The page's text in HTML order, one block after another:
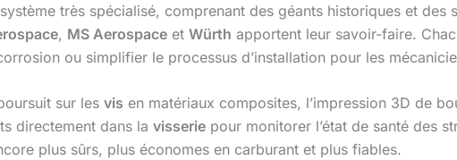
très spécialisé, comprenant des géants historiques et des
, MS Aerospace et Würth apportent leur savoir-faire.
ou simplifier le processus d’installation pour les
sur les vis en matériaux composites, l’impression 3D de
directement dans la visserie pour monitorer l’état de santé des
plus sûrs, plus économes en carburant et plus fiables.